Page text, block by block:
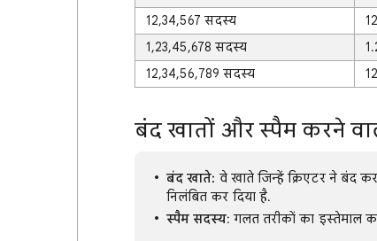
12,34,567 सदस्य
1,23,45,678 सदस्य
12,34,56,789 सदस्य
बंद खातों और स्पैम करने
बंद खाते: वे खाते जिन्हें क्रिएटर ने बंद
निलंबित कर दिया है.
स्पैम सदस्य: गलत तरीकों का इस्तेमाल